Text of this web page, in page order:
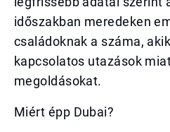
időszakban meredeken
családoknak a száma,
kapcsolatos utazások
megoldásokat.
Miért épp Dubai?